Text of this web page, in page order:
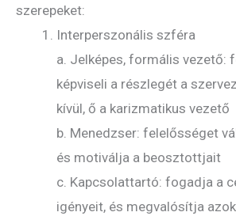
szerepeket:
Interperszonális szféra
a. Jelképes, formális vezető:
képviseli a részlegét a
kívül, ő a karizmatikus vezető
b. Menedzser: felelősséget
és motiválja a beosztottjait
c. Kapcsolattartó: fogadja a
igényeit, és megvalósítja